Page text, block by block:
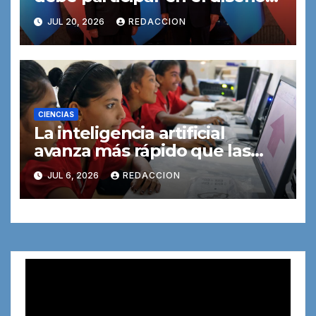
de la inteligencia artificial, no
solo unas pocas potencias
JUL 20, 2026 REDACCION
CIENCIAS
La inteligencia artificial
avanza más rápido que las
reglas para controlarla
JUL 6, 2026 REDACCION